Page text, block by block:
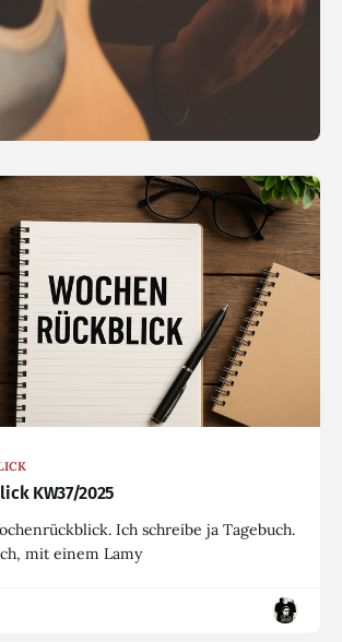
KW37/2025
Ich schreibe ja Tagebuch.
mit einem Lamy